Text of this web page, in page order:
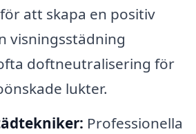
att skapa en positiv
visningsstädning
doftneutralisering för
lukter.
Professionella